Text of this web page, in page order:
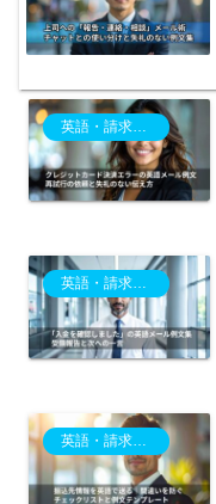
英語・請求・入金・支払い